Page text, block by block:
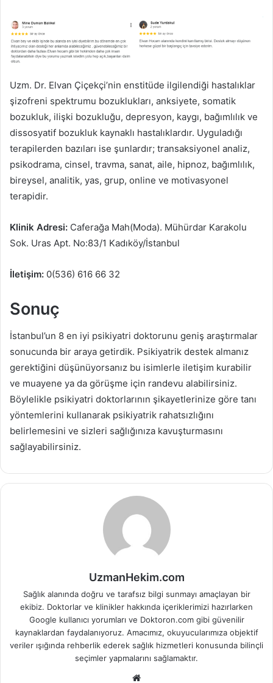
Uzm. Dr. Elvan Çiçekçi’nin enstitüde ilgilendiği hastalıklar
şizofreni spektrumu bozuklukları, anksiyete, somatik
bozukluk, ilişki bozukluğu, depresyon, kaygı, bağımlılık ve
dissosyatif bozukluk kaynaklı hastalıklardır. Uyguladığı
terapilerden bazıları ise şunlardır; transaksiyonel analiz,
psikodrama, cinsel, travma, sanat, aile, hipnoz, bağımlılık,
bireysel, analitik, yas, grup, online ve motivasyonel
terapidir.
Klinik Adresi: Caferağa Mah(Moda). Mühürdar Karakolu
Sok. Uras Apt. No:83/1 Kadıköy/İstanbul
İletişim: 0(536) 616 66 32
Sonuç
İstanbul’un 8 en iyi psikiyatri doktorunu geniş araştırmalar
sonucunda bir araya getirdik. Psikiyatrik destek almanız
gerektiğini düşünüyorsanız bu isimlerle iletişim kurabilir
ve muayene ya da görüşme için randevu alabilirsiniz.
Böylelikle psikiyatri doktorlarının şikayetlerinize göre tanı
yöntemlerini kullanarak psikiyatrik rahatsızlığını
belirlemesini ve sizleri sağlığınıza kavuşturmasını
sağlayabilirsiniz.
UzmanHekim.com
Sağlık alanında doğru ve tarafsız bilgi sunmayı amaçlayan bir
ekibiz. Doktorlar ve klinikler hakkında içeriklerimizi hazırlarken
Google kullanıcı yorumları ve Doktoron.com gibi güvenilir
kaynaklardan faydalanıyoruz. Amacımız, okuyucularımıza objektif
veriler ışığında rehberlik ederek sağlık hizmetleri konusunda bilinçli
seçimler yapmalarını sağlamaktır.